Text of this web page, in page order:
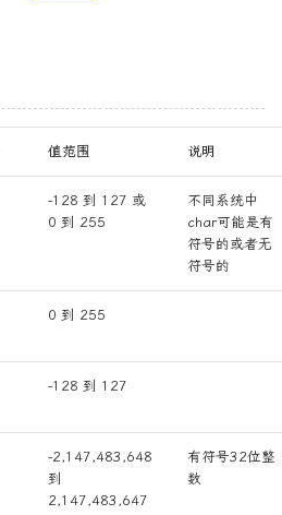
值范围 说明
-128 到 127 或
0 到 255
不同系统中
char可能是有
符号的或者无
符号的
0 到 255
-128 到 127
-2,147,483,648
到
2,147,483,647
有符号32位整
数